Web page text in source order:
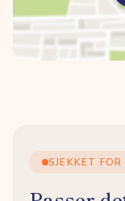
SJEKKET